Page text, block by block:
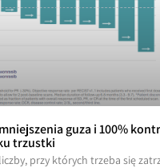
guza i 100%
trzustki
przy których trzeba się